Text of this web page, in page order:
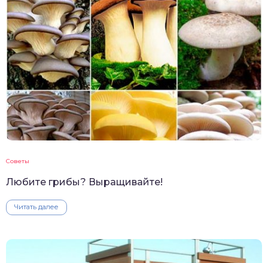
Советы
Любите грибы? Выращивайте!
Читать далее